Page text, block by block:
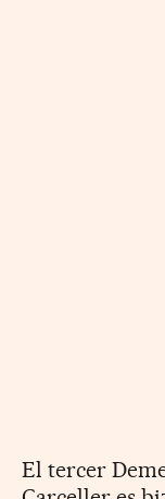
El tercer